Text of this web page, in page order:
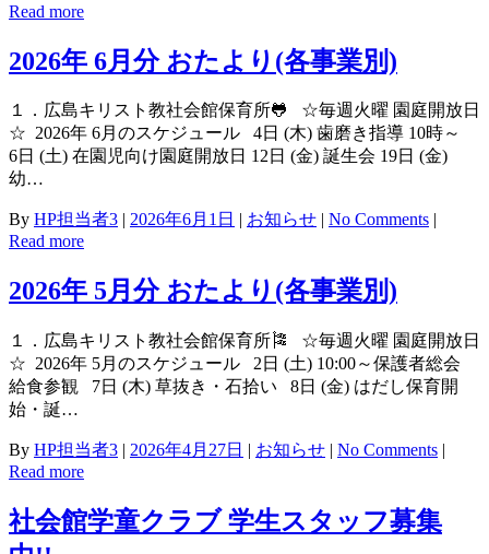
Read more
2026年 6月分 おたより(各事業別)
１．広島キリスト教社会館保育所🐸 ☆毎週火曜 園庭開放日
☆ 2026年 6月のスケジュール 4日 (木) 歯磨き指導 10時～
6日 (土) 在園児向け園庭開放日 12日 (金) 誕生会 19日 (金)
幼…
By HP担当者3 | 2026年6月1日 | お知らせ | No Comments |
Read more
2026年 5月分 おたより(各事業別)
１．広島キリスト教社会館保育所🎏 ☆毎週火曜 園庭開放日
☆ 2026年 5月のスケジュール 2日 (土) 10:00～保護者総会
給食参観 7日 (木) 草抜き・石拾い 8日 (金) はだし保育開
始・誕…
By HP担当者3 | 2026年4月27日 | お知らせ | No Comments |
Read more
社会館学童クラブ 学生スタッフ募集